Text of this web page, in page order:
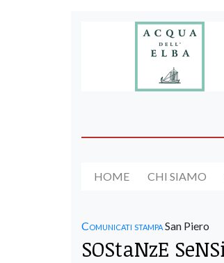
HOME CHI SIAMO
Comunicati stampaSan Piero
SOStaNzE